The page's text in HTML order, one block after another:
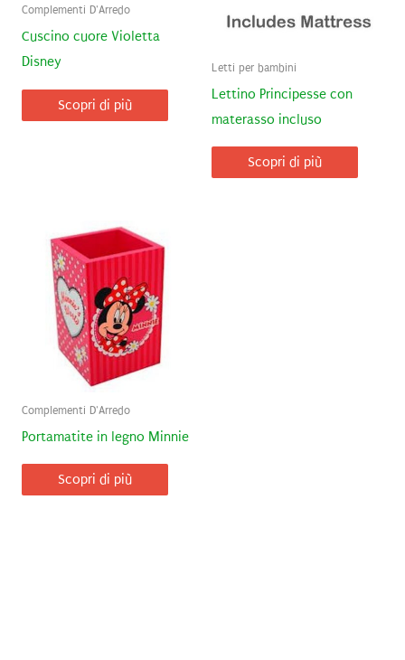
Complementi D'Arredo
Cuscino cuore Violetta
Disney
Scopri di più
Letti per bambini
Lettino Principesse con
materasso incluso
Scopri di più
Complementi D'Arredo
Portamatite in legno Minnie
Scopri di più